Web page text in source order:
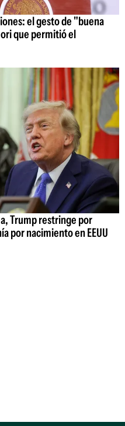
el gesto de "buena
que permitió el
Trump restringe por
por nacimiento en EEUU